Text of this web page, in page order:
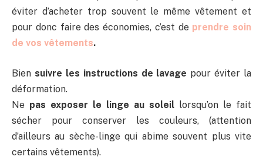
éviter d’acheter trop souvent le même vêtement et
pour donc faire des économies, c’est de prendre soin
de vos vêtements.
Bien suivre les instructions de lavage pour éviter la
déformation.
Ne pas exposer le linge au soleil lorsqu’on le fait
sécher pour conserver les couleurs, (attention
d’ailleurs au sèche-linge qui abime souvent plus vite
certains vêtements).